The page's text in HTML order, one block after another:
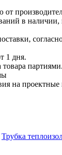
в наличии,
1 дня.
партиями.
на проектные
Трубка